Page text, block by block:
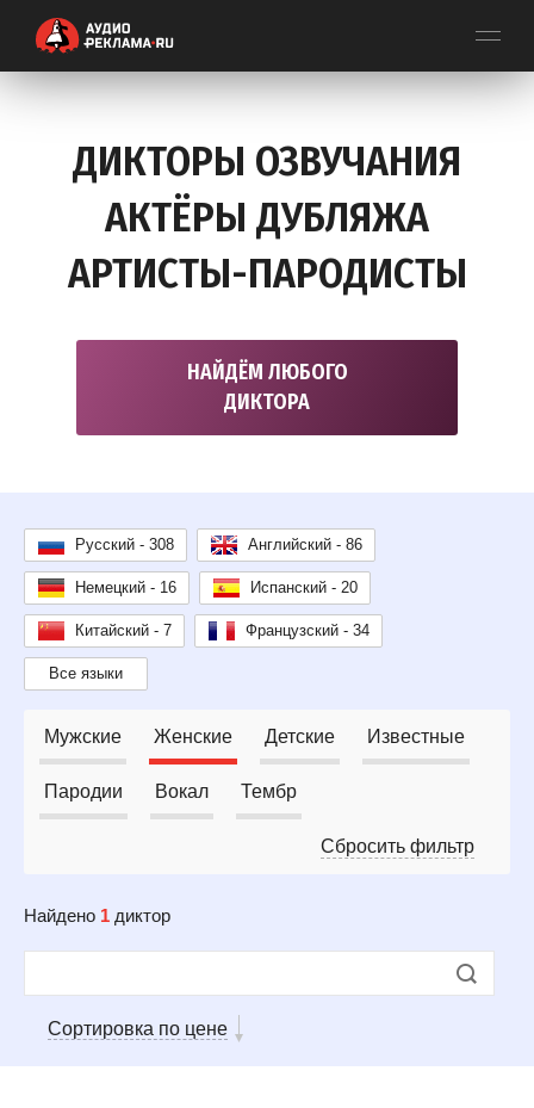
ДИКТОРЫ ОЗВУЧАНИЯ
АКТЁРЫ ДУБЛЯЖА
АРТИСТЫ-ПАРОДИСТЫ
НАЙДЁМ ЛЮБОГО
ДИКТОРА
Русский - 308 Английский - 86
Немецкий - 16 Испанский - 20
Китайский - 7 Французский - 34
Все языки
Мужские Женские Детские Известные
Пародии Вокал Тембр
Сбросить фильтр
Найдено 1 диктор
Сортировка по цене